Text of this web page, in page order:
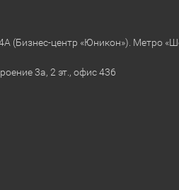
(Бизнес-центр «Юникон»). Метро
3а, 2 эт., офис 436